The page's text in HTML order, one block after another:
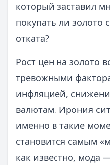
который заставил
покупать ли золото
отката?
Рост цен на золото
тревожными
инфляцией,
валютам. Ирония
именно в такие
становится самым
как известно, мода